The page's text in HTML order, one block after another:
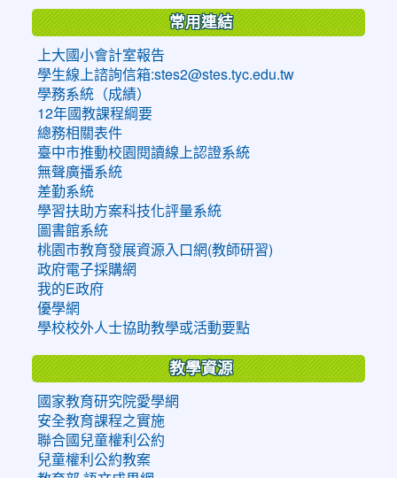
常用連結
上大國小會計室報告
學生線上諮詢信箱:stes2@stes.tyc.edu.tw
學務系統（成績）
12年國教課程綱要
總務相關表件
臺中市推動校園閱讀線上認證系統
無聲廣播系統
差勤系統
學習扶助方案科技化評量系統
圖書館系統
桃園市教育發展資源入口網(教師研習)
政府電子採購網
我的E政府
優學網
學校校外人士協助教學或活動要點
教學資源
國家教育研究院愛學網
安全教育課程之實施
聯合國兒童權利公約
兒童權利公約教案